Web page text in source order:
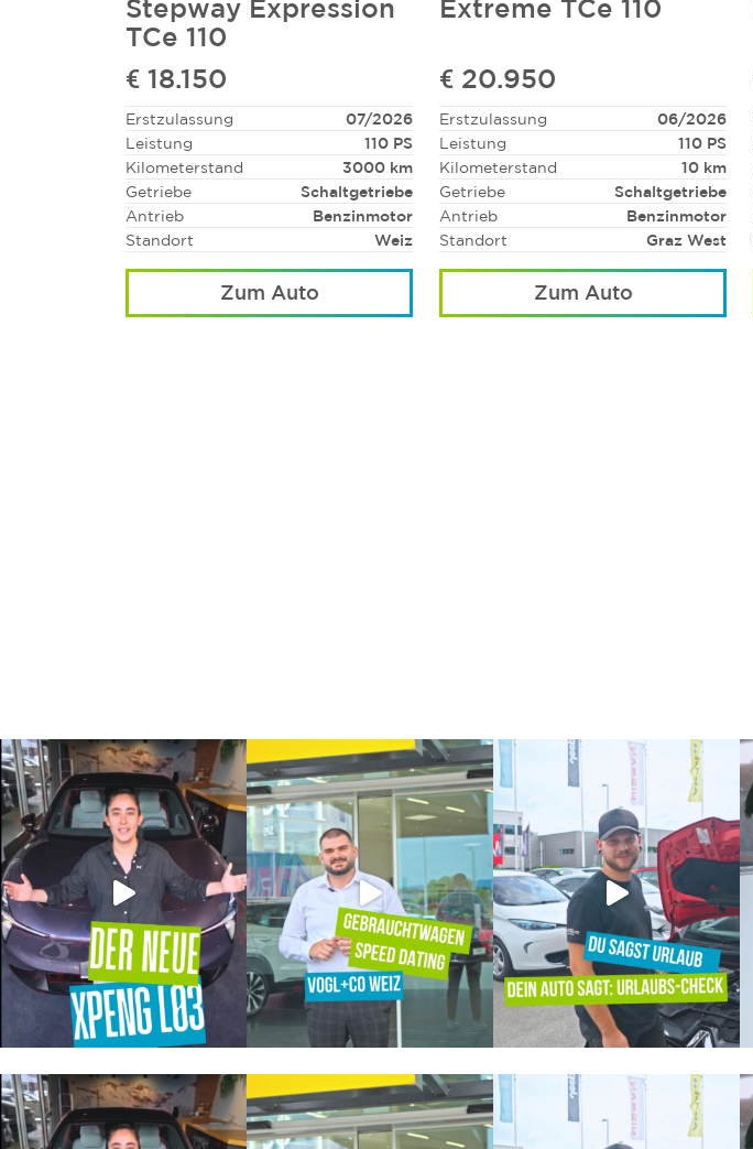
Stepway Expression
TCe 110
€ 18.150
Erstzulassung
07/2026
Leistung
110 PS
Kilometerstand
3000 km
Getriebe
Schaltgetriebe
Antrieb
Benzinmotor
Standort
Weiz
Zum Auto
Extreme TCe 110
€ 20.950
Erstzulassung
06/2026
Leistung
110 PS
Kilometerstand
10 km
Getriebe
Schaltgetriebe
Antrieb
Benzinmotor
Standort
Graz West
Zum Auto